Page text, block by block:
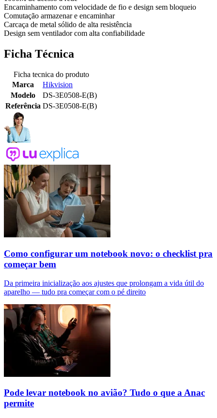
Encaminhamento com velocidade de fio e design sem bloqueio
Comutação armazenar e encaminhar
Carcaça de metal sólido de alta resistência
Design sem ventilador com alta confiabilidade
Ficha Técnica
Ficha tecnica do produto
Marca
Hikvision
Modelo
DS-3E0508-E(B)
Referência DS-3E0508-E(B)
Como configurar um notebook novo: o checklist pra
começar bem
Da primeira inicialização aos ajustes que prolongam a vida útil do
aparelho — tudo pra começar com o pé direito
Pode levar notebook no avião? Tudo o que a Anac
permite